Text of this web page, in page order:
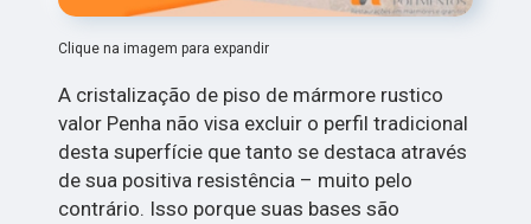
Clique na imagem para expandir
A cristalização de piso de mármore rustico
valor Penha não visa excluir o perfil tradicional
desta superfície que tanto se destaca através
de sua positiva resistência – muito pelo
contrário. Isso porque suas bases são